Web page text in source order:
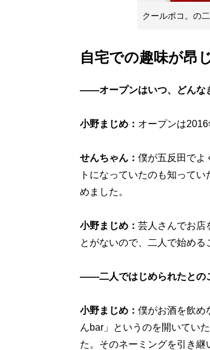
クールポコ。の
自宅での趣味が昂
――オープンはいつ、どんな
小野まじめ： オープンは2016
せんちゃん： 僕が五反田でよ
トになっていたのも知って
めました。
小野まじめ： 芸人さんでお店
とがないので、二人で始める
――二人ではじめられたとの
小野まじめ： 僕がお酒を飲め
んbar」というのを開いてい
た。そのネーミングを引き継